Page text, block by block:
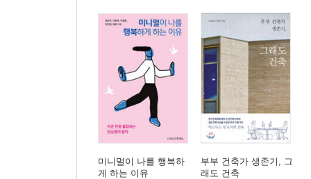
미니멀이 나를 행복하
게 하는 이유
부부 건축가 생존기, 그
래도 건축